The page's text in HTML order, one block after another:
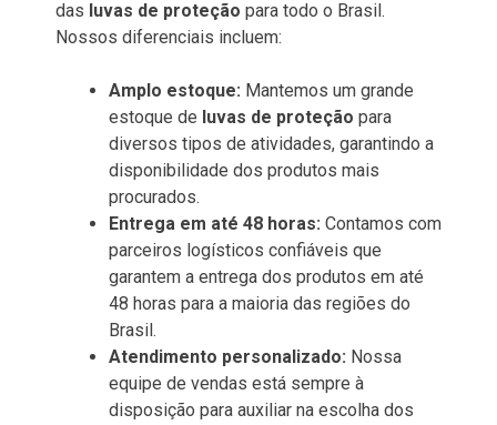
das luvas de proteção para todo o Brasil.
Nossos diferenciais incluem:
Amplo estoque: Mantemos um grande
estoque de luvas de proteção para
diversos tipos de atividades, garantindo a
disponibilidade dos produtos mais
procurados.
Entrega em até 48 horas: Contamos com
parceiros logísticos confiáveis que
garantem a entrega dos produtos em até
48 horas para a maioria das regiões do
Brasil.
Atendimento personalizado: Nossa
equipe de vendas está sempre à
disposição para auxiliar na escolha dos